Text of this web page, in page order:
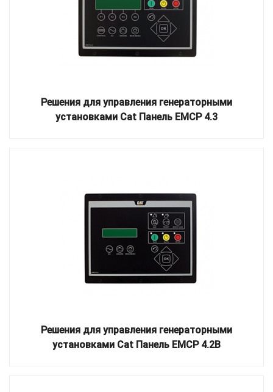
Решения для управления генераторными
установками Cat Панель EMCP 4.3
Решения для управления генераторными
установками Cat Панель EMCP 4.2B